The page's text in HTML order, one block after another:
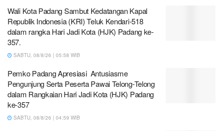
Wali Kota Padang Sambut Kedatangan Kapal
Republik Indonesia (KRI) Teluk Kendari-518
dalam rangka Hari Jadi Kota (HJK) Padang ke-
357.
SABTU, 08/8/26 | 05:58 WIB
Pemko Padang Apresiasi Antusiasme
Pengunjung Serta Peserta Pawai Telong-Telong
dalam Rangkaian Hari Jadi Kota (HJK) Padang
ke-357
SABTU, 08/8/26 | 04:59 WIB